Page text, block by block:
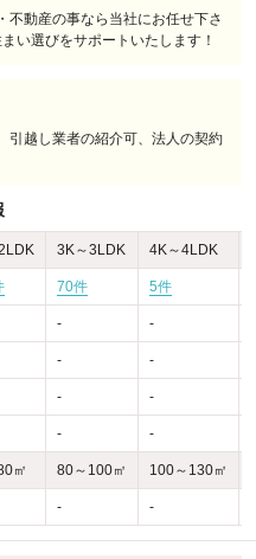
不動産の事なら当社にお任せ下さ
い選びをサポートいたします！
引越し業者の紹介可、法人の契約
3K～3LDK 4K～4LDK
70件 5件
- -
- -
- -
- -
㎡ 80～100㎡ 100～130㎡
- -